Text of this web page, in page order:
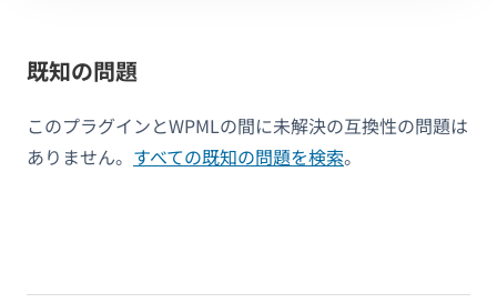
既知の問題
このプラグインとWPMLの間に未解決の互換性の問題は
ありません。 すべての既知の問題を検索。